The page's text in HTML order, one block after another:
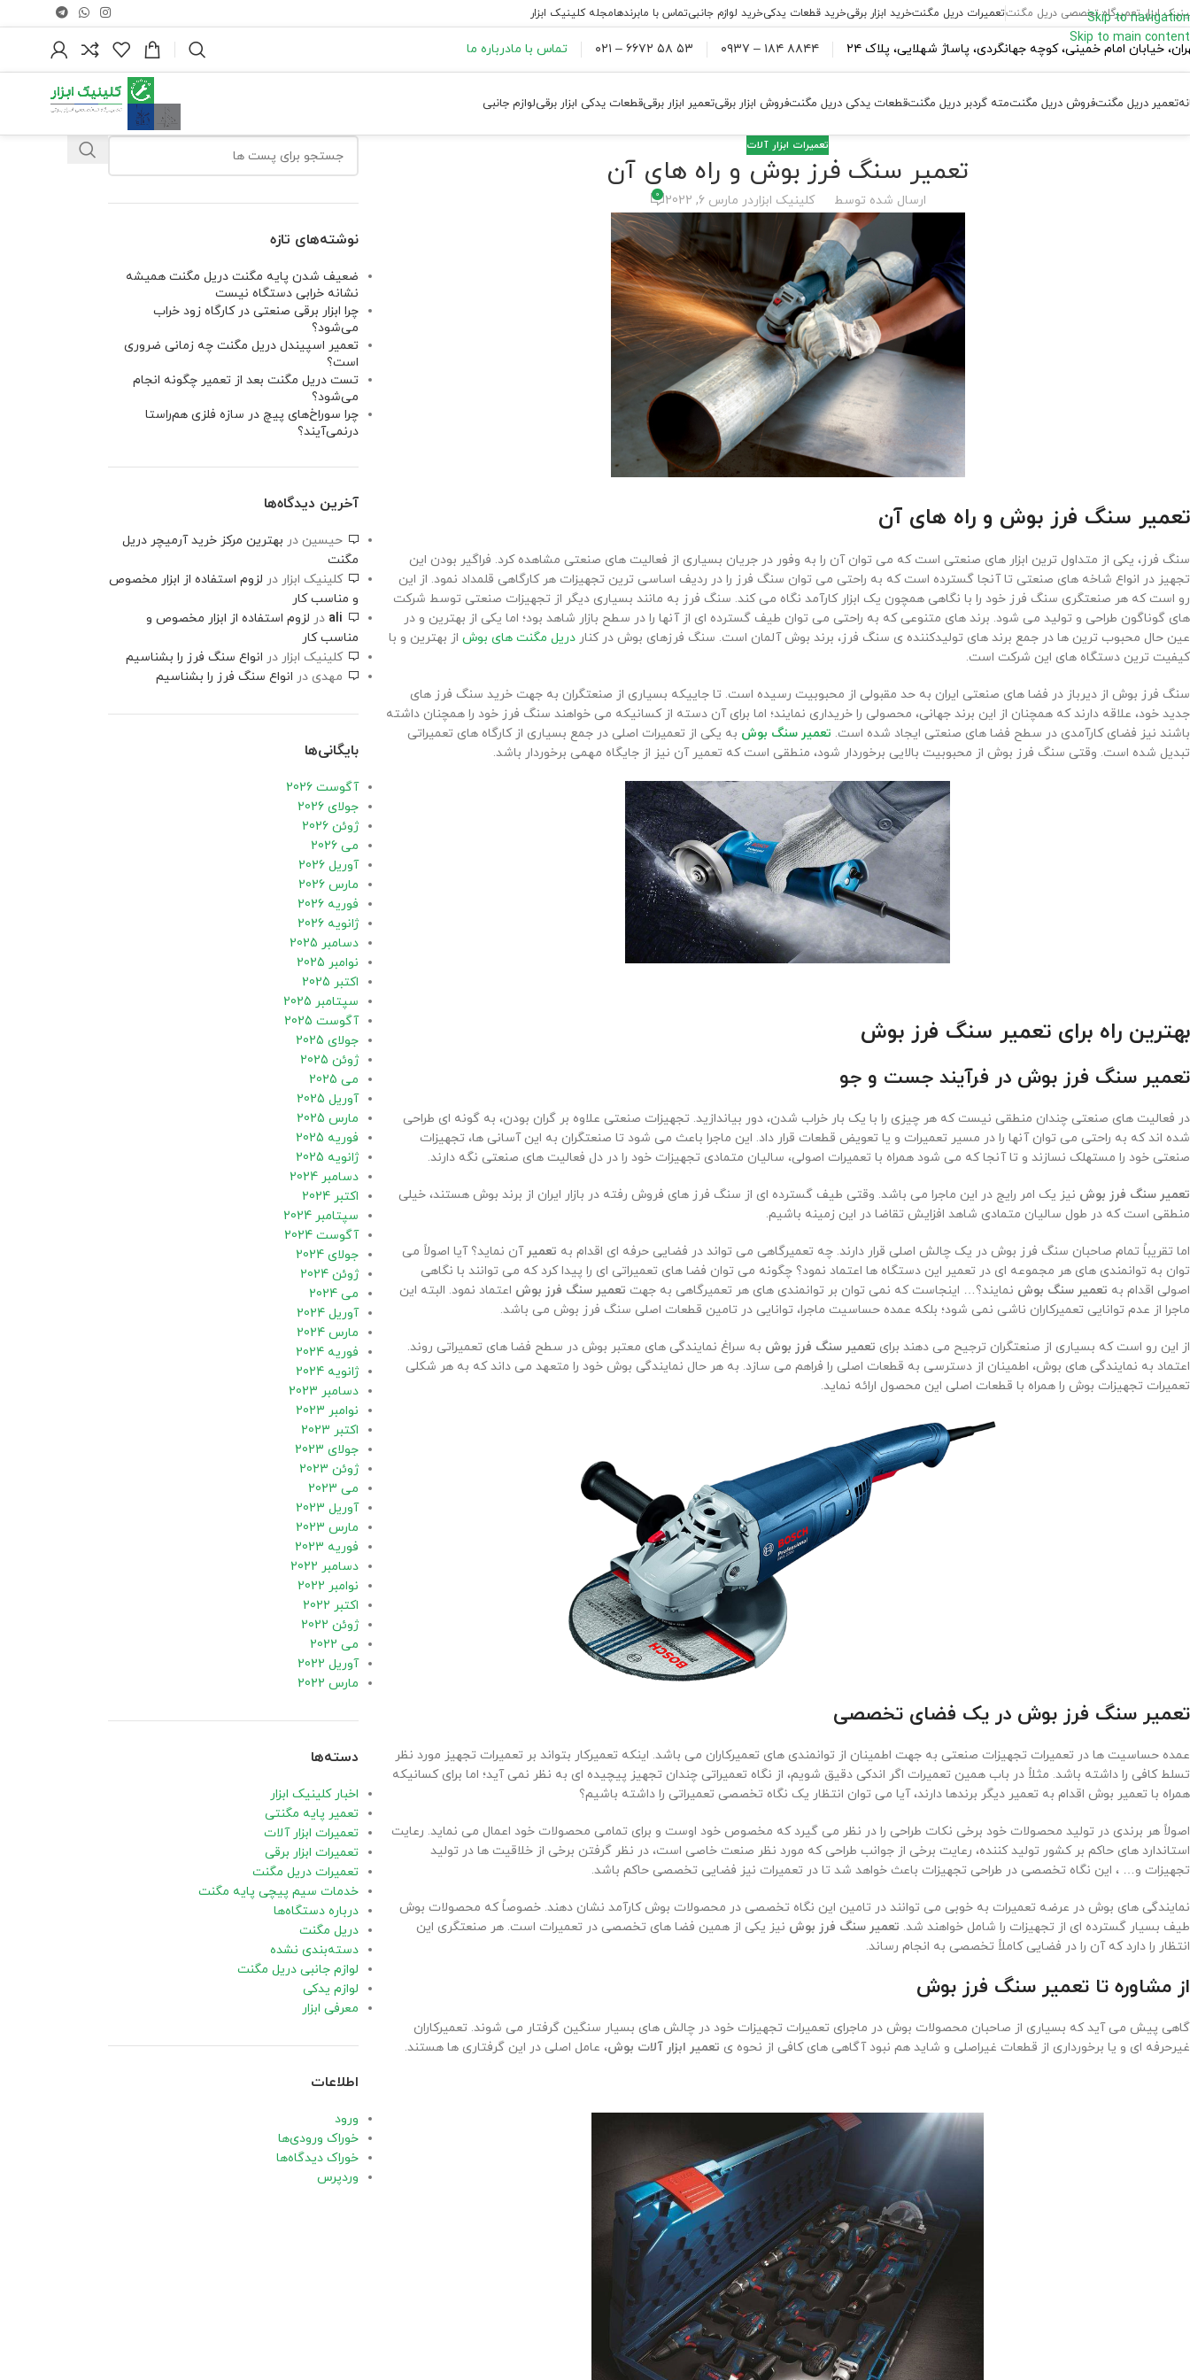
Skip to navigation
Skip to main content
ابزار تعمیرگاه تخصصی دریل مگنتتعمیرات دریل مگنتخرید ابزار برقیخرید قطعات یدکیخرید لوازم جانبیتماس با مابرندهامجله کلینیک ابزار
خیابان امام خمینی، کوچه جهانگردی، پاساژ شهلایی، پلاک ۲۴ ۸۸۴۴ ۱۸۴ – ۰۹۳۷ ۵۳ ۵۸ ۶۶۷۲ – ۰۲۱ تماس با مادرباره ما
تعمیر دریل مگنتفروش دریل مگنتمته گردبر دریل مگنتقطعات یدکی دریل مگنتفروش ابزار برقیتعمیر ابزار برقیقطعات یدکی ابزار برقیلوازم جانبی
تعمیرات ابزار آلات
تعمیر سنگ فرز بوش و راه های آن
ارسال شده توسط کلینیک ابزاردر مارس 6, 2022 0
تعمیر سنگ فرز بوش و راه های آن
سنگ فرز، یکی از متداول ترین ابزار های صنعتی است که می ‌توان آن را به وفور در جریان بسیاری از فعالیت ‌های صنعتی مشاهده کرد. فراگیر بودن این
تجهیز در انواع شاخه های صنعتی تا آنجا گسترده است که به راحتی می توان سنگ فرز را در ردیف اساسی ترین تجهیزات هر کارگاهی قلمداد نمود. از این
رو است که هر صنعتگری سنگ فرز خود را با نگاهی همچون یک ابزار کارآمد نگاه می کند. سنگ فرز به مانند بسیاری دیگر از تجهیزات صنعتی توسط شرکت
های گوناگون طراحی و تولید می شود. برند های متنوعی که به راحتی می توان طیف گسترده ‌ای از آنها را در سطح بازار شاهد بود؛ اما یکی از بهترین و در
عین حال محبوب ترین ها در جمع برند های تولیدکننده ی سنگ فرز، برند بوش آلمان است. سنگ فرزهای بوش در کنار دریل مگنت های بوش از بهترین و با
کیفیت ترین دستگاه های این شرکت است.
سنگ فرز بوش از دیرباز در فضا های صنعتی ایران به حد مقبولی از محبوبیت رسیده است. تا جاییکه بسیاری از صنعتگران به جهت خرید سنگ فرز های
جدید خود، علاقه دارند که همچنان از این برند جهانی، محصولی را خریداری نمایند؛ اما برای آن دسته از کسانیکه می خواهند سنگ فرز خود را همچنان داشته
باشند نیز فضای کارآمدی در سطح فضا های صنعتی ایجاد شده است. تعمیر سنگ بوش به یکی از تعمیرات اصلی در جمع بسیاری از کارگاه های تعمیراتی
تبدیل شده است. وقتی سنگ فرز بوش از محبوبیت بالایی برخوردار شود، منطقی است که تعمیر آن نیز از جایگاه مهمی برخوردار باشد.
بهترین راه برای تعمیر سنگ فرز بوش
تعمیر سنگ فرز بوش در فرآیند جست و جو
در فعالیت ‌های صنعتی چندان منطقی نیست که هر چیزی را با یک بار خراب شدن، دور بیاندازید. تجهیزات صنعتی علاوه بر گران بودن، به گونه ای طراحی
شده اند که به راحتی می ‌توان آنها را در مسیر تعمیرات و یا تعویض قطعات قرار داد. این ماجرا باعث می ‌شود تا صنعتگران به این آسانی ها، تجهیزات
صنعتی خود را مستهلک نسازند و تا آنجا که می ‌شود همراه با تعمیرات اصولی، سالیان متمادی تجهیزات خود را در دل فعالیت ‌های صنعتی نگه دارند.
تعمیر سنگ فرز بوش نیز یک امر رایج در این ماجرا می باشد. وقتی طیف گسترده ‌ای از سنگ فرز های فروش رفته در بازار ایران از برند بوش هستند، خیلی
منطقی است که در طول سالیان متمادی شاهد افزایش تقاضا در این زمینه باشیم.
اما تقریباً تمام صاحبان سنگ فرز بوش در یک چالش اصلی قرار دارند. چه تعمیرگاهی می‌ تواند در فضایی حرفه ‌ای اقدام به تعمیرآن نماید؟ آیا اصولاً می
‌توان به توانمندی های هر مجموعه ای در تعمیر این دستگاه ها اعتماد نمود؟ چگونه می توان فضا های تعمیراتی ای را پیدا کرد که می ‌توانند با نگاهی
اصولی اقدام به تعمیر سنگ بوش نمایند؟… اینجاست که نمی ‌توان بر توانمندی‌ های هر تعمیرگاهی به جهت تعمیر سنگ فرز بوش اعتماد نمود. البته این
ماجرا از عدم توانایی تعمیرکاران ناشی نمی شود؛ بلکه عمده حساسیت ماجرا، توانایی در تامین قطعات اصلی سنگ فرز بوش می باشد.
از این رو است که بسیاری از صنعتگران ترجیح می ‌دهند برای تعمیر سنگ فرز بوش به سراغ نمایندگی های معتبر بوش در سطح فضا های تعمیراتی روند.
اعتماد به نمایندگی های بوش، اطمینان از دسترسی به قطعات اصلی را فراهم می سازد. به هر حال نمایندگی ‌بوش خود را متعهد می ‌داند که به هر شکلی
تعمیرات تجهیزات بوش را همراه با قطعات اصلی این محصول ارائه نماید.
تعمیر سنگ فرز بوش در یک فضای تخصصی
عمده حساسیت ها در تعمیرات تجهیزات صنعتی به جهت اطمینان از توانمندی ‌های تعمیرکاران می باشد. اینکه تعمیرکار بتواند بر تعمیرات تجهیز مورد نظر
تسلط کافی را داشته باشد. مثلاً در باب همین تعمیرات اگر اندکی دقیق شویم، از نگاه تعمیراتی چندان تجهیز پیچیده ‌ای به نظر نمی آید؛ اما برای کسانیکه
همراه با تعمیر بوش اقدام به تعمیر دیگر برندها دارند، آیا می توان انتظار یک نگاه تخصصی تعمیراتی را داشته باشیم؟
اصولاً هر برندی در تولید محصولات خود برخی نکات طراحی را در نظر می ‌گیرد که مخصوص خود اوست و برای تمامی محصولات خود اعمال می نماید. رعایت
استاندارد های حاکم بر کشور تولید کننده، رعایت برخی از جوانب طراحی که مورد نظر صنعت خاصی است، در نظر گرفتن برخی از خلاقیت‌ ها در تولید
تجهیزات و… ، این نگاه تخصصی در طراحی تجهیزات باعث خواهد شد تا در تعمیرات نیز فضایی تخصصی حاکم باشد.
نمایندگی های بوش در عرضه تعمیرات به خوبی می ‌توانند در تامین این نگاه تخصصی در محصولات بوش کارآمد نشان دهند. خصوصاً که محصولات بوش
طیف بسیار گسترده ‌ای از تجهیزات را شامل خواهند شد. تعمیر سنگ فرز بوش نیز یکی از همین فضا های تخصصی در تعمیرات است. هر صنعتگری این
انتظار را دارد که آن را در فضایی کاملاً تخصصی به انجام رساند.
از مشاوره تا تعمیر سنگ فرز بوش
گاهی پیش می ‌آید که بسیاری از صاحبان محصولات بوش در ماجرای تعمیرات تجهیزات خود در چالش ‌های بسیار سنگین گرفتار می‌ شوند. تعمیرکاران
غیرحرفه ‌ای و یا برخورداری از قطعات غیراصلی و شاید هم نبود آگاهی های کافی از نحوه ی تعمیر ابزار آلات بوش، عامل اصلی در این گرفتاری ها هستند.
نوشته‌های تازه
ضعیف شدن پایه مگنت دریل مگنت همیشه
نشانه خرابی دستگاه نیست
چرا ابزار برقی صنعتی در کارگاه زود خراب
می‌شود؟
تعمیر اسپیندل دریل مگنت چه زمانی ضروری
است؟
تست دریل مگنت بعد از تعمیر چگونه انجام
می‌شود؟
چرا سوراخ‌های پیچ در سازه فلزی هم‌راستا
درنمی‌آیند؟
آخرین دیدگاه‌ها
حیسین در بهترین مرکز خرید آرمیچر دریل
مگنت
کلینیک ابزار در لزوم استفاده از ابزار مخصوص
و مناسب کار
ali در لزوم استفاده از ابزار مخصوص و
مناسب کار
کلینیک ابزار در انواع سنگ فرز را بشناسیم
مهدی در انواع سنگ فرز را بشناسیم
بایگانی‌ها
آگوست 2026
جولای 2026
ژوئن 2026
می 2026
آوریل 2026
مارس 2026
فوریه 2026
ژانویه 2026
دسامبر 2025
نوامبر 2025
اکتبر 2025
سپتامبر 2025
آگوست 2025
جولای 2025
ژوئن 2025
می 2025
آوریل 2025
مارس 2025
فوریه 2025
ژانویه 2025
دسامبر 2024
اکتبر 2024
سپتامبر 2024
آگوست 2024
جولای 2024
ژوئن 2024
می 2024
آوریل 2024
مارس 2024
فوریه 2024
ژانویه 2024
دسامبر 2023
نوامبر 2023
اکتبر 2023
جولای 2023
ژوئن 2023
می 2023
آوریل 2023
مارس 2023
فوریه 2023
دسامبر 2022
نوامبر 2022
اکتبر 2022
ژوئن 2022
می 2022
آوریل 2022
مارس 2022
دسته‌ها
اخبار کلینیک ابزار
تعمیر پایه مگنتی
تعمیرات ابزار آلات
تعمیرات ابزار برقی
تعمیرات دریل مگنت
خدمات سیم پیچی پایه مگنت
درباره دستگاه‌ها
دریل مگنت
دسته‌بندی نشده
لوازم جانبی دریل مگنت
لوازم یدکی
معرفی ابزار
اطلاعات
ورود
خوراک ورودی‌ها
خوراک دیدگاه‌ها
وردپرس